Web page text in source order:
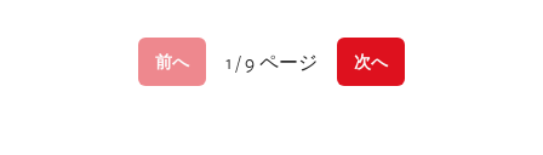
前へ 1 / 9 ページ 次へ